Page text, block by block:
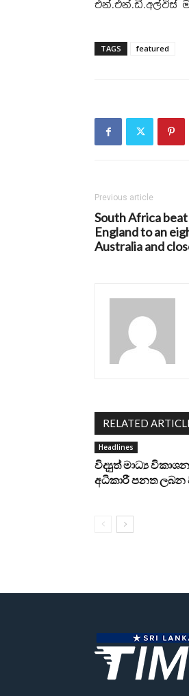
එන්.එන්.ඩී.අල්විස්
TAGS featured
Previous article
South Africa beat
England to an
Australia and
RELATED
Headlines
විද්‍යුත් මාධ්‍ය
අධිකාරී පනත ලබන